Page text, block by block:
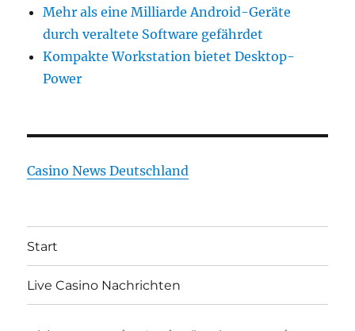
Mehr als eine Milliarde Android-Geräte
durch veraltete Software gefährdet
Kompakte Workstation bietet Desktop-
Power
Casino News Deutschland
Start
Live Casino Nachrichten